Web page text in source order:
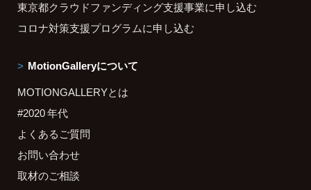
東京都クラウドファンディング支援事業に申し込む
コロナ対策支援プログラムに申し込む
MotionGalleryについて
MOTIONGALLERYとは
#2020 年代
よくあるご質問
お問い合わせ
取材のご相談